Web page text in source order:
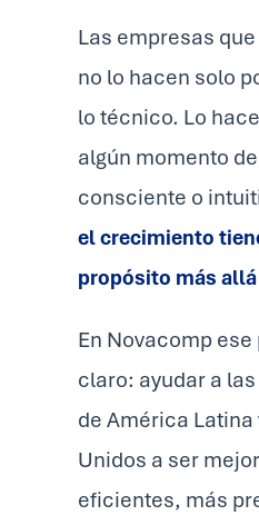
Las empresas
no lo hacen solo
lo técnico. Lo
algún momento
consciente o
el crecimiento
propósito más
En Novacomp
claro: ayudar a
de América Latina
Unidos a ser
eficientes, más